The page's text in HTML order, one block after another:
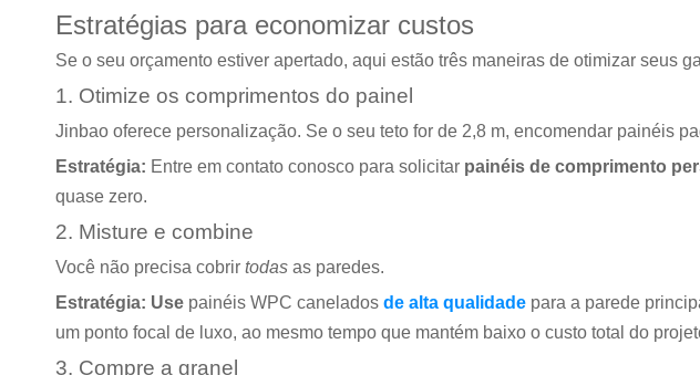
Estratégias para economizar custos
Se o seu orçamento estiver apertado, aqui estão três maneiras de otimizar seus
1. Otimize os comprimentos do painel
Jinbao oferece personalização. Se o seu teto for de 2,8 m, encomendar painéis
Estratégia: Entre em contato conosco para solicitar painéis de comprimento
quase zero.
2. Misture e combine
Você não precisa cobrir todas as paredes.
Estratégia: Use painéis WPC canelados de alta qualidade para a parede
um ponto focal de luxo, ao mesmo tempo que mantém baixo o custo total do
3. Compre a granel